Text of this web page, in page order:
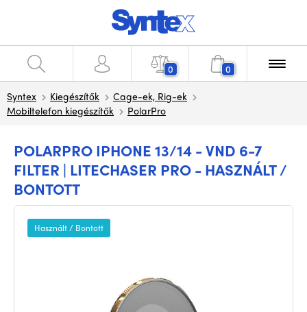
0 0
Syntex Kiegészítők
Cage-ek, Rig-ek
Mobiltelefon kiegészítők
PolarPro
POLARPRO IPHONE 13/14 - VND 6-7
FILTER | LITECHASER PRO - HASZNÁLT /
BONTOTT
Használt / Bontott